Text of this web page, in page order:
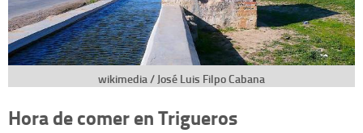
wikimedia / José Luis Filpo Cabana
Hora de comer en Trigueros